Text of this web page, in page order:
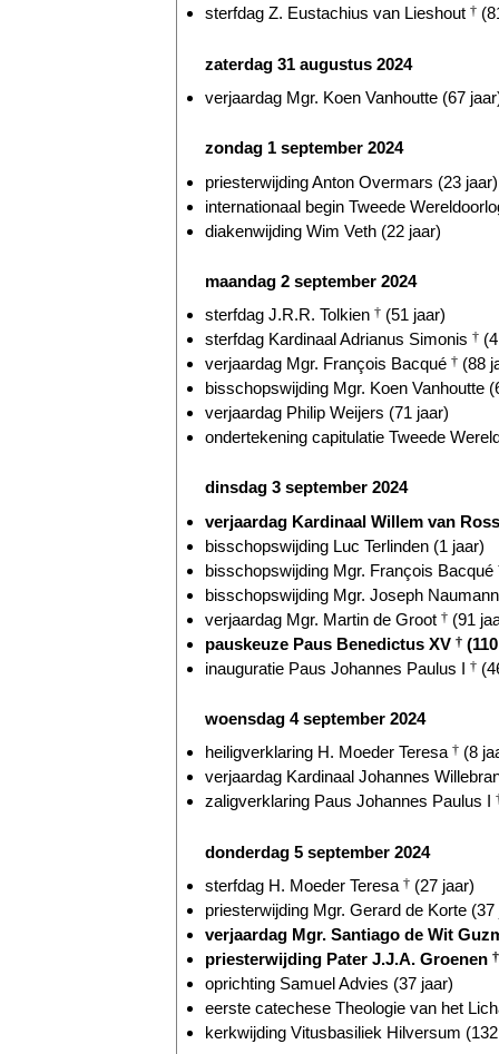
sterfdag Z. Eustachius van Lieshout †
zaterdag 31 augustus 2024
verjaardag Mgr. Koen Vanhoutte (67
zondag 1 september 2024
priesterwijding Anton Overmars (23 jaar)
internationaal begin Tweede
diakenwijding Wim Veth (22 jaar)
maandag 2 september 2024
sterfdag J.R.R. Tolkien † (51 jaar)
sterfdag Kardinaal Adrianus Simonis †
verjaardag Mgr. François Bacqué † (88
bisschopswijding Mgr. Koen Vanhoutte
verjaardag Philip Weijers (71 jaar)
ondertekening capitulatie Tweede
dinsdag 3 september 2024
verjaardag Kardinaal Willem van
bisschopswijding Luc Terlinden (1 jaar)
bisschopswijding Mgr. François Bacqué
bisschopswijding Mgr. Joseph
verjaardag Mgr. Martin de Groot † (91
pauskeuze Paus Benedictus XV †
inauguratie Paus Johannes Paulus I †
woensdag 4 september 2024
heiligverklaring H. Moeder Teresa † (8
verjaardag Kardinaal Johannes
zaligverklaring Paus Johannes Paulus I
donderdag 5 september 2024
sterfdag H. Moeder Teresa † (27 jaar)
priesterwijding Mgr. Gerard de Korte (37
verjaardag Mgr. Santiago de Wit
priesterwijding Pater J.J.A. Groenen †
oprichting Samuel Advies (37 jaar)
eerste catechese Theologie van het
kerkwijding Vitusbasiliek Hilversum